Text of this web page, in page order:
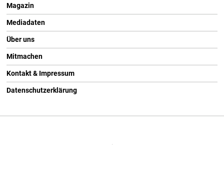
Magazin
Mediadaten
Über uns
Mitmachen
Kontakt & Impressum
Datenschutzerklärung